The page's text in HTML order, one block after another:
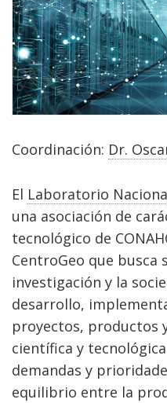
Coordinación: Dr.
El Laboratorio
una asociación de
tecnológico de
CentroGeo que
investigación y la
desarrollo,
proyectos, productos
científica y
demandas y
equilibrio entre la